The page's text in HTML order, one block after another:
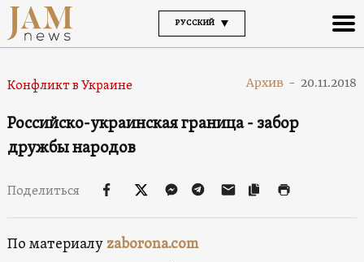
РУССКИЙ
Конфликт в Украине Архив - 20.11.2018
Российско-украинская граница - забор
дружбы народов
Поделиться
По материалуzaborona.com